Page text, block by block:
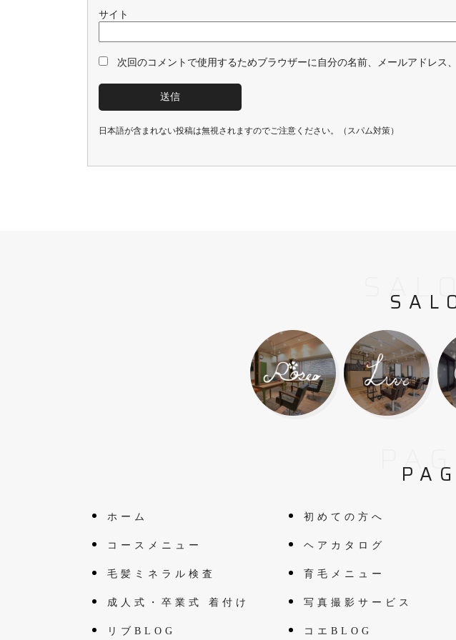
サイト
次回のコメントで使用するためブラウザーに自分の名前、メールアドレス
日本語が含まれない投稿は無視されますのでご注意ください。（スパム対策）
ホーム 初めての方へ
コースメニュー ヘアカタログ
毛髪ミネラル検査 育毛メニュー
成人式・卒業式 着付け 写真撮影サービス
リブBLOG コエBLOG